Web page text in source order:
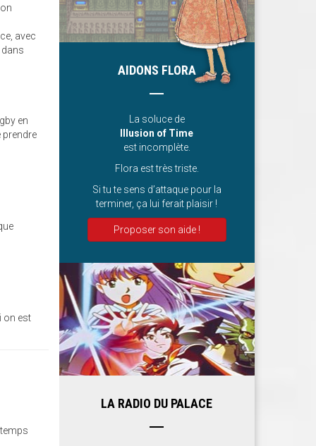
avec
dans
en
prendre
on est
AIDONS FLORA
La soluce de
Illusion of Time
est incomplète.
Flora est très triste.
Si tu te sens d’attaque pour la
terminer, ça lui ferait plaisir !
Proposer son aide !
LA RADIO DU PALACE